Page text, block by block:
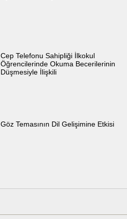
Cep Telefonu Sahipliği İlkokul
Öğrencilerinde Okuma Becerilerinin
Düşmesiyle İlişkili
Göz Temasının Dil Gelişimine Etkisi